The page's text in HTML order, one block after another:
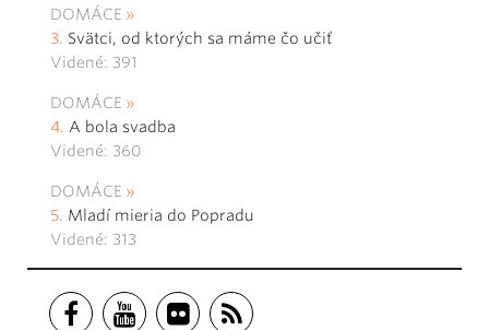
DOMÁCE
Svätci, od ktorých sa máme čo učiť
Videné: 391
DOMÁCE
A bola svadba
Videné: 360
DOMÁCE
Mladí mieria do Popradu
Videné: 313